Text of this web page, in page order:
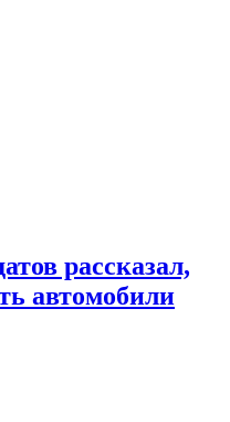
рассказал,
автомобили